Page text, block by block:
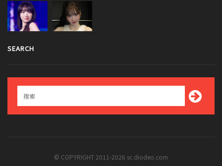
SEARCH
© COPYRIGHT 2011-2026 sc.diodeo.com